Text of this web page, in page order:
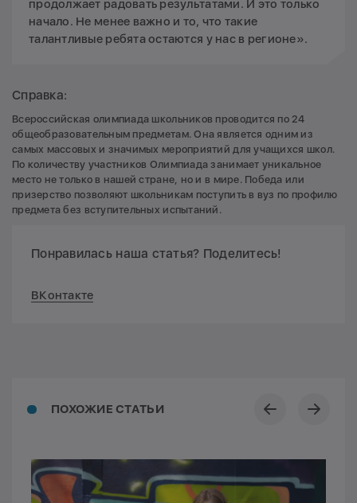
продолжает радовать результатами. И это только
начало. Не менее важно и то, что такие
талантливые ребята остаются у нас в регионе».
Справка:
Всероссийская олимпиада школьников проводится по 24
общеобразовательным предметам. Она является одним из
самых массовых и значимых мероприятий для учащихся школ.
По количеству участников Олимпиада занимает уникальное
место не только в нашей стране, но и в мире. Победа или
призерство позволяют школьникам поступить в вуз по профилю
предмета без вступительных испытаний.
Понравилась наша статья? Поделитесь!
ВКонтакте
ПОХОЖИЕ СТАТЬИ